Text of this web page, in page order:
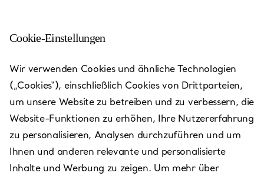
Cookie-Einstellungen
Wir verwenden Cookies und ähnliche Technologien
(„Cookies“), einschließlich Cookies von Drittparteien,
um unsere Website zu betreiben und zu verbessern, die
Website-Funktionen zu erhöhen, Ihre Nutzererfahrung
zu personalisieren, Analysen durchzuführen und um
Ihnen und anderen relevante und personalisierte
Inhalte und Werbung zu zeigen. Um mehr über